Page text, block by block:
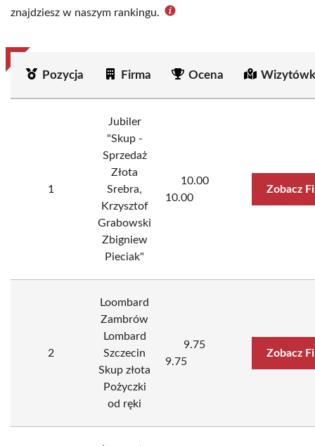
znajdziesz w naszym rankingu.
Pozycja Firma Ocena
1
Jubiler
"Skup -
Sprzedaż
Złota
Srebra,
Krzysztof
Grabowski
Zbigniew
Pieciak"
10.00
10.00
Zobacz
2
Loombard
Zambrów
Lombard
Szczecin
Skup złota
Pożyczki
od ręki
9.75
9.75
Zobacz